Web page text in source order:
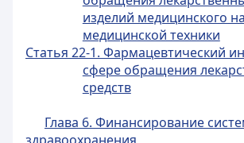
изделий медицинского
медицинской техники
Статья 22-1. Фармацевтический
сфере обращения
средств
Глава 6. Финансирование